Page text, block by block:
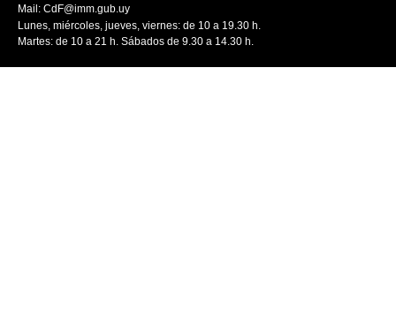
Mail: CdF@imm.gub.uy
Lunes, miércoles, jueves, viernes: de 10 a 19.30 h.
Martes: de 10 a 21 h. Sábados de 9.30 a 14.30 h.